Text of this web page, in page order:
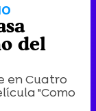
del
en Cuatro
"Como